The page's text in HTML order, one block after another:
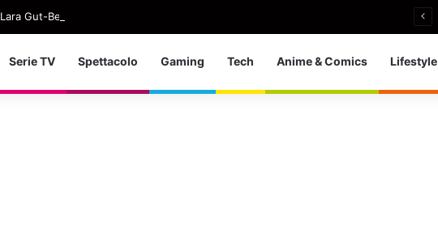
Lara Gut-Behrami si ritira: So che è arrivato il momento giusto
Serie TV Spettacolo Gaming Tech Anime & Comics Lifestyle